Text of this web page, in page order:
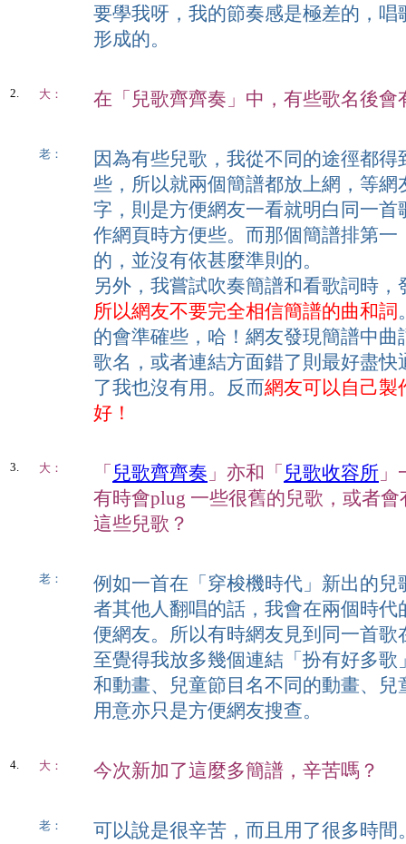
要學我呀，我的節奏感是極差的，
形成的。
2. 大： 在「兒歌齊齊奏」中，有些歌名後
老：
因為有些兒歌，我從不同的途徑都
些，所以就兩個簡譜都放上網，等
字，則是方便網友一看就明白同一
作網頁時方便些。而那個簡譜排第
的，並沒有依甚麼準則的。
另外，我嘗試吹奏簡譜和看歌詞時，
所以網友不要完全相信簡譜的曲和詞
的會準確些，哈！網友發現簡譜中
歌名，或者連結方面錯了則最好盡
了我也沒有用。反而網友可以自己製
好！
3. 大： 「 兒歌齊齊奏 」亦和「 兒歌收容所
有時會plug 一些很舊的兒歌，或者
這些兒歌？
老：
例如一首在「穿梭機時代」新出的
者其他人翻唱的話，我會在兩個時
便網友。所以有時網友見到同一首
至覺得我放多幾個連結「扮有好多歌
和動畫、兒童節目名不同的動畫、
用意亦只是方便網友搜查。
4. 大： 今次新加了這麼多簡譜，辛苦嗎？
老：
可以說是很辛苦，而且用了很多時間